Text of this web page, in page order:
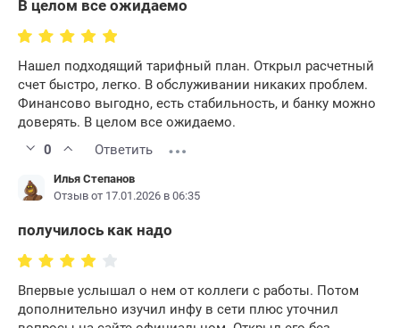
В целом все ожидаемо
Нашел подходящий тарифный план. Открыл расчетный
счет быстро, легко. В обслуживании никаких проблем.
Финансово выгодно, есть стабильность, и банку можно
доверять. В целом все ожидаемо.
0
Ответить
Илья Степанов
Отзыв от 17.01.2026 в 06:35
получилось как надо
Впервые услышал о нем от коллеги с работы. Потом
дополнительно изучил инфу в сети плюс уточнил